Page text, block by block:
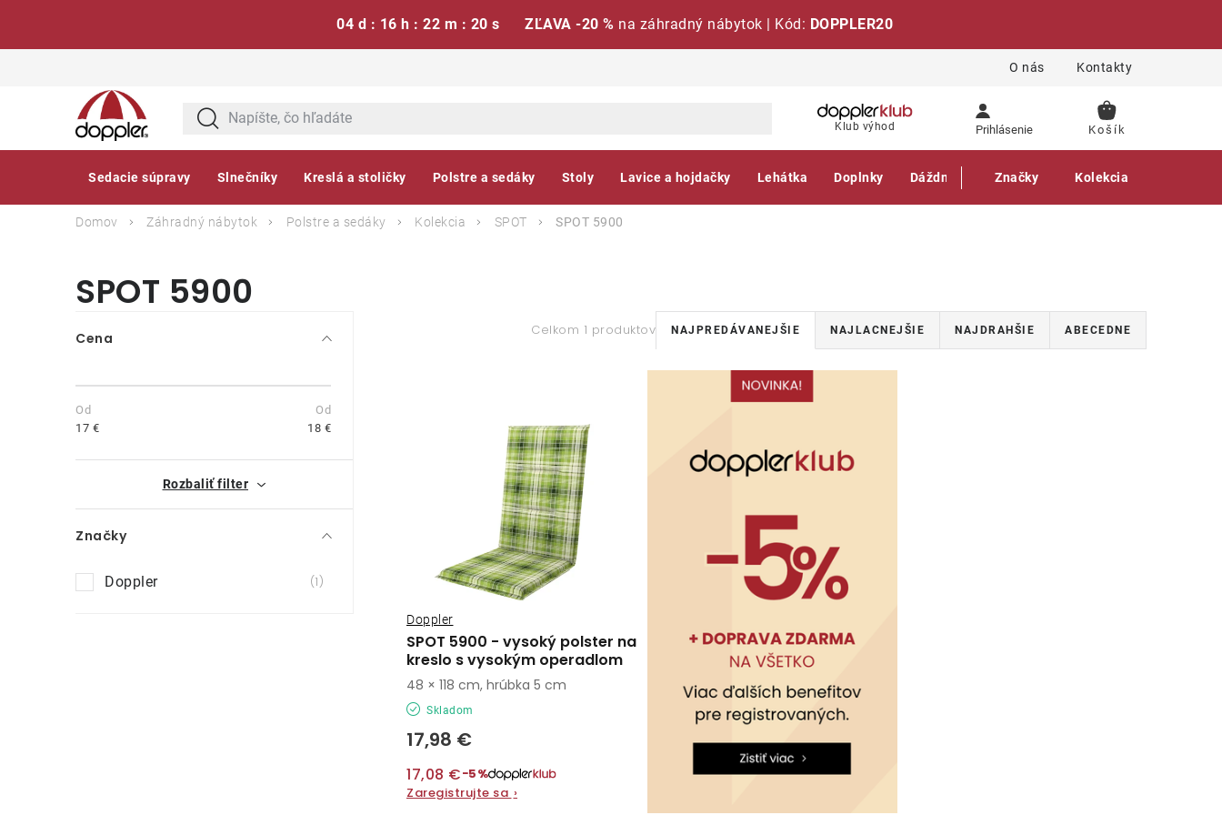
04 d : 16 h : 22 m : 19 s ZĽAVA -20 % na záhradný nábytok | Kód: DOPPLER20
O nás Kontakty
Klub výhod Prihlásenie
NÁKUPNÝ
Sedacie súpravy Slnečníky Kreslá a stoličky Polstre a sedáky Stoly Lavice a hojdačky Lehátka Doplnky Dáždniky Gastro produkty
Značky Kolekcia
Domov Záhradný nábytok Polstre a sedáky Kolekcia SPOT SPOT 5900
SPOT 5900
B
č
n
ý
p
a
n
e
Cena
17 € 18 €
Rozbaliť filter
Značky
Doppler 1
Celkom 1 produktovR
a
NAJPREDÁVANEJŠIE NAJLACNEJŠIE NAJDRAHŠIE ABECEDNE
o
d
u
k
t
o
SPOT 5900 - vysoký polster na
kreslo s vysokým operadlom
Doppler
Skladom
17,98 €
17,08 €−5%
Zaregistrujte sa ›
48 × 118 cm, hrúbka 5 cm